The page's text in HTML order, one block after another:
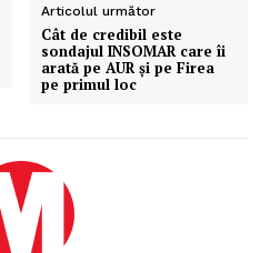
Articolul următor
Cât de credibil este
sondajul INSOMAR care îi
arată pe AUR și pe Firea
pe primul loc